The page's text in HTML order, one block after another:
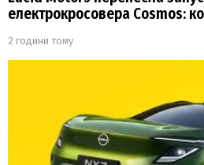
електрокросовера Cosmos:
2 години тому